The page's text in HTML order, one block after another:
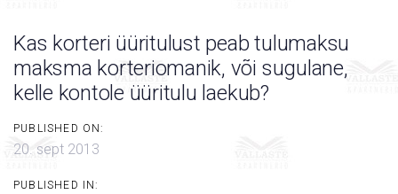
Kas korteri üüritulust peab tulumaksu
maksma korteriomanik, või sugulane,
kelle kontole üüritulu laekub?
PUBLISHED ON:
20. sept 2013
PUBLISHED IN: